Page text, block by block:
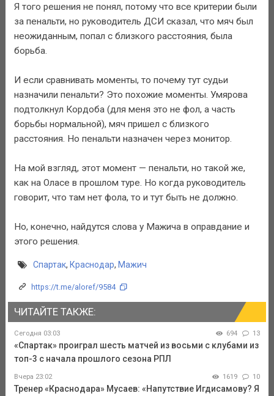
Я того решения не понял, потому что все критерии были
за пенальти, но руководитель ДСИ сказал, что мяч был
неожиданным, попал с близкого расстояния, была
борьба.
И если сравнивать моменты, то почему тут судьи
назначили пенальти? Это похожие моменты. Умярова
подтолкнул Кордоба (для меня это не фол, а часть
борьбы нормальной), мяч пришел с близкого
расстояния. Но пенальти назначен через монитор.
На мой взгляд, этот момент — пенальти, но такой же,
как на Оласе в прошлом туре. Но когда руководитель
говорит, что там нет фола, то и тут быть не должно.
Но, конечно, найдутся слова у Мажича в оправдание и
этого решения.
Спартак, Краснодар, Мажич
https://t.me/aloref/9584
ЧИТАЙТЕ ТАКЖЕ:
Сегодня 03:03 694 13
«Спартак» проиграл шесть матчей из восьми с клубами из
топ-3 с начала прошлого сезона РПЛ
Вчера 23:02 1619 10
Тренер «Краснодара» Мусаев: «Напутствие Игдисамову? Я